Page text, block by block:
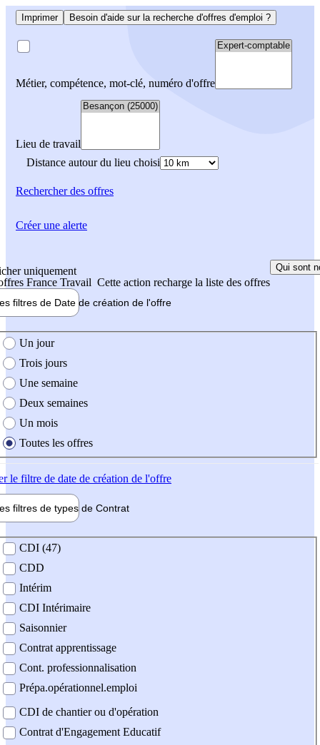
Imprimer Besoin d'aide sur la recherche d'offres d'emploi ?
Métier, compétence, mot-clé, numéro d'offre
Lieu de travail
Distance autour du lieu choisi
Rechercherdes offres
uniquement
France Travail Cette action recharge la liste des offres
Qui sont
filtres de Date de création de l'offre
création de l'offre
Un jour
Trois jours
Une semaine
Deux semaines
Un mois
Toutes les offres
le filtre de date de création de l'offre
filtres de types de Contrat
contrat
CDI (47)
CDD
Intérim
CDI Intérimaire
Saisonnier
Contrat apprentissage
Cont. professionnalisation
Prépa.opérationnel.emploi
CDI de chantier ou d'opération
Contrat d'Engagement Educatif
Créer une alerte